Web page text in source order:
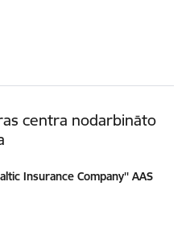
centra nodarbināto
Insurance Company'' AAS